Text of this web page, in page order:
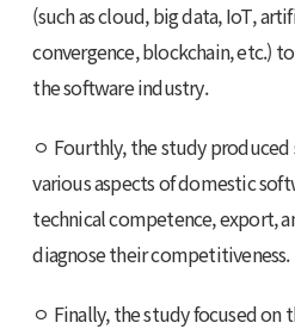
(such as cloud, big data, IoT,
convergence, blockchain, etc.)
the software industry.
ㅇ Fourthly, the study
various aspects of domestic
technical competence, export,
diagnose their competitiveness.
ㅇ Finally, the study focused